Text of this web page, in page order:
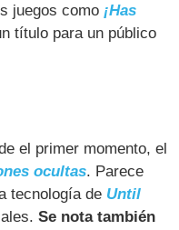
juegos como¡Has
título para un público
el primer momento, el
ocultas. Parece
tecnología de Until
Se nota también